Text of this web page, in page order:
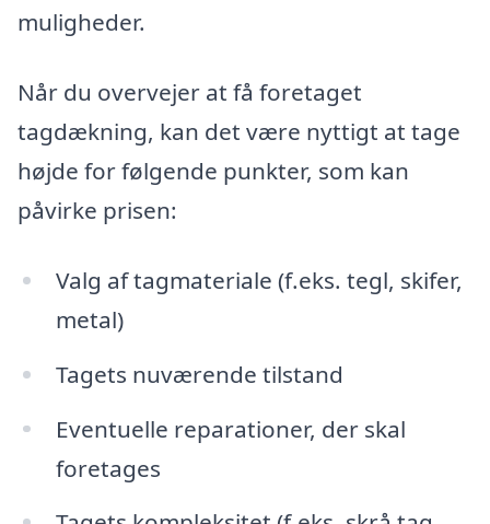
muligheder.
Når du overvejer at få foretaget
tagdækning, kan det være nyttigt at tage
højde for følgende punkter, som kan
påvirke prisen:
Valg af tagmateriale (f.eks. tegl, skifer,
metal)
Tagets nuværende tilstand
Eventuelle reparationer, der skal
foretages